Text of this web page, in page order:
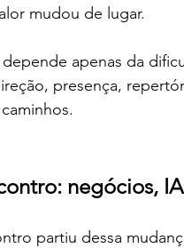
mudou de lugar.
apenas da
presença,
negócios,
partiu dessa